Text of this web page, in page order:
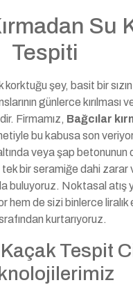
Su
Tespiti
şey, basit bir
günlerce kırılması
Firmamız, Bağcılar
bu kabusa son
veya şap betonunun
tek bir seramiğe dahi
buluyoruz. Noktasal atış
hem de sizi binlerce
kurtarıyoruz.
Tespit